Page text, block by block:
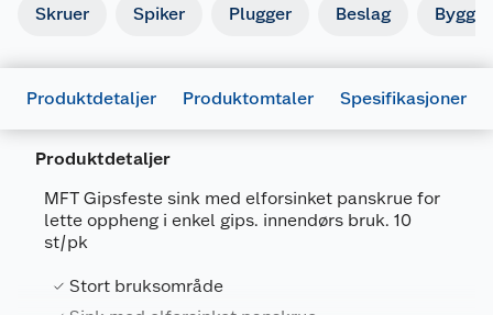
Skruer Spiker Plugger Beslag
Produktdetaljer Produktomtaler Spesifikasjoner
Produktdetaljer
MFT Gipsfeste sink med elforsinket panskrue for
lette oppheng i enkel gips. innendørs bruk. 10
st/pk
Stort bruksområde
Generelt
Artikkelnummer